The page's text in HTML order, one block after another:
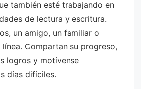
también esté trabajando en
de lectura y escritura.
un amigo, un familiar o
línea. Compartan su progreso,
logros y motívense
días difíciles.